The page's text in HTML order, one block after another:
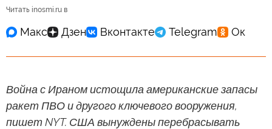
Читать inosmi.ru в
Война с Ираном истощила американские запасы
ракет ПВО и другого ключевого вооружения,
пишет NYT. США вынуждены перебрасывать